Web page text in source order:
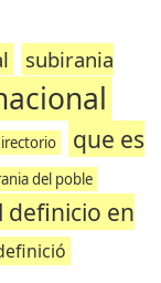
subirania
que es
del poble
definicio en